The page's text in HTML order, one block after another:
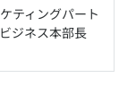
ティングパート
ジネス本部長